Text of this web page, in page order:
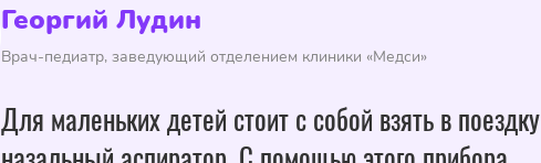
Георгий Лудин
Врач-педиатр, заведующий отделением клиники «Медси»
Для маленьких детей стоит с собой взять в поездку